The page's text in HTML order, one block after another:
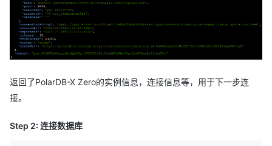
返回了PolarDB-X Zero的实例信息，连接信息等，用于下一步连
接。
Step 2: 连接数据库